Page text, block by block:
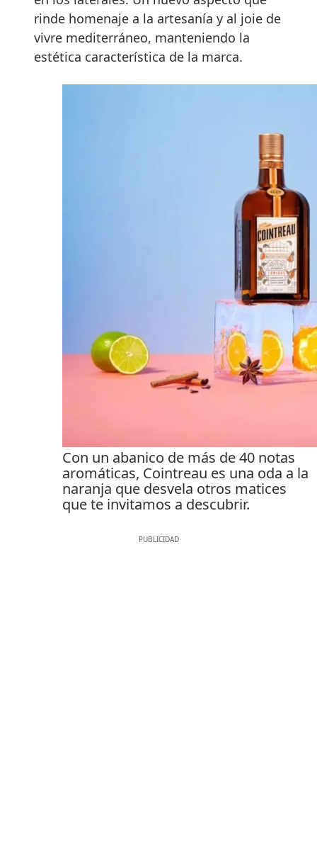
rinde homenaje a la artesanía y al joie de
vivre mediterráneo, manteniendo la
estética característica de la marca.
Con un abanico de más de 40 notas
aromáticas, Cointreau es una oda a la
naranja que desvela otros matices
que te invitamos a descubrir.